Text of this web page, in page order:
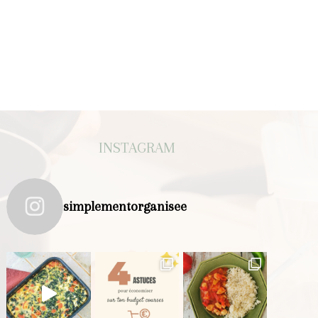
INSTAGRAM
simplementorganisee